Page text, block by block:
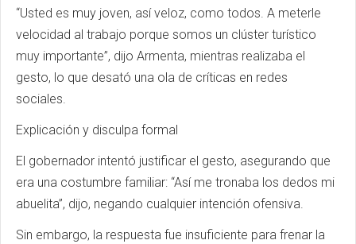
“Usted es muy joven, así veloz, como todos. A meterle
velocidad al trabajo porque somos un clúster turístico
muy importante”, dijo Armenta, mientras realizaba el
gesto, lo que desató una ola de críticas en redes
sociales.
Explicación y disculpa formal
El gobernador intentó justificar el gesto, asegurando que
era una costumbre familiar: “Así me tronaba los dedos mi
abuelita”, dijo, negando cualquier intención ofensiva.
Sin embargo, la respuesta fue insuficiente para frenar la